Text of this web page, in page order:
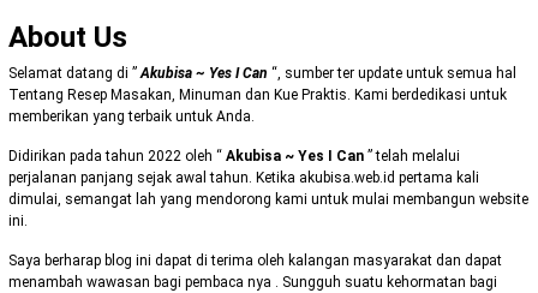
About Us
Selamat datang di ”Akubisa ~ Yes I Can “, sumber ter update untuk semua hal
Tentang Resep Masakan, Minuman dan Kue Praktis. Kami berdedikasi untuk
memberikan yang terbaik untuk Anda.
Didirikan pada tahun 2022 oleh “ Akubisa ~ Yes I Can ” telah melalui
perjalanan panjang sejak awal tahun. Ketika akubisa.web.id pertama kali
dimulai, semangat lah yang mendorong kami untuk mulai membangun website
ini.
Saya berharap blog ini dapat di terima oleh kalangan masyarakat dan dapat
menambah wawasan bagi pembaca nya . Sungguh suatu kehormatan bagi